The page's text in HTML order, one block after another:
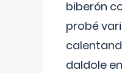
biberón
probé
daldole